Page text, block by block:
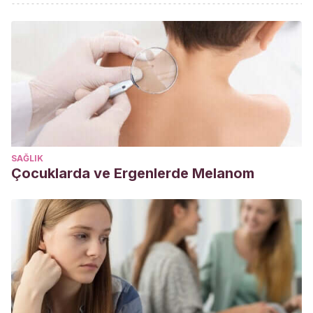
Alisi L, Cao R, et al. The relationships between vitamin K
and cognition: a review of current evidence.
Frontiers in
Marzo 2019. 10:239.
Amen DG., Harris WS., Kidd PM., Meysami S., Raji CA.,
Quantitative erythrocyte omega 3 epa plus dha levels are
related to higher regional cerebral blood flow on brain
spect.
J Alzheimers Dis,
Bidzan-Bluma I, Lipowska M. Physical activity and cognitive
functioning of children: a systematic review.
Journal of Environmental Research and Public Health
2018. 15 (4): 800.
Chauhan A, Chauhan V. Beneficial effects of walnuts on
cognition and brain health.Nutrients. Febrero 2020. 12 (2):
550.
Crichton G. E, Ellias M. F, et al. Chocolate intake is
associated with better cognitive function: the Mayne-
SAĞLIK
Çocuklarda ve Ergenlerde Melanom